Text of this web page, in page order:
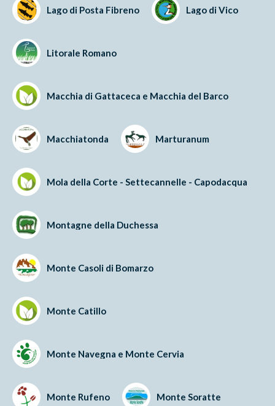
Lago di Posta Fibreno Lago di Vico
Litorale Romano
Macchia di Gattaceca e Macchia del Barco
Macchiatonda Marturanum
Mola della Corte - Settecannelle - Capodacqua
Montagne della Duchessa
Monte Casoli di Bomarzo
Monte Catillo
Monte Navegna e Monte Cervia
Monte Rufeno Monte Soratte